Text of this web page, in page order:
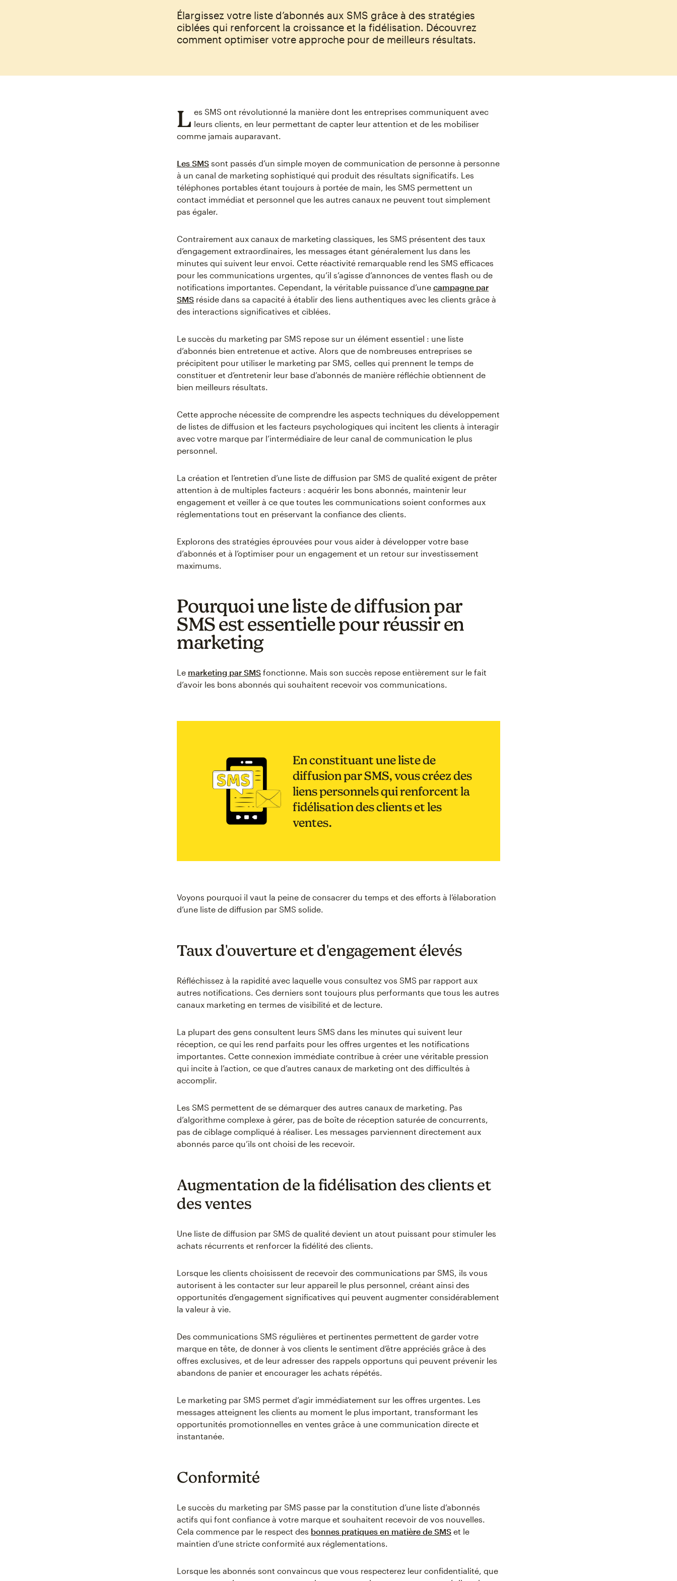
Élargissez votre liste d’abonnés aux SMS grâce à des stratégies
ciblées qui renforcent la croissance et la fidélisation. Découvrez
comment optimiser votre approche pour de meilleurs résultats.
L es SMS ont révolutionné la manière dont les entreprises communiquent avec
leurs clients, en leur permettant de capter leur attention et de les mobiliser
comme jamais auparavant.
Les SMS sont passés d’un simple moyen de communication de personne à personne
à un canal de marketing sophistiqué qui produit des résultats significatifs. Les
téléphones portables étant toujours à portée de main, les SMS permettent un
contact immédiat et personnel que les autres canaux ne peuvent tout simplement
pas égaler.
Contrairement aux canaux de marketing classiques, les SMS présentent des taux
d’engagement extraordinaires, les messages étant généralement lus dans les
minutes qui suivent leur envoi. Cette réactivité remarquable rend les SMS efficaces
pour les communications urgentes, qu’il s’agisse d’annonces de ventes flash ou de
notifications importantes. Cependant, la véritable puissance d’une campagne par
SMS réside dans sa capacité à établir des liens authentiques avec les clients grâce à
des interactions significatives et ciblées.
Le succès du marketing par SMS repose sur un élément essentiel : une liste
d’abonnés bien entretenue et active. Alors que de nombreuses entreprises se
précipitent pour utiliser le marketing par SMS, celles qui prennent le temps de
constituer et d’entretenir leur base d’abonnés de manière réfléchie obtiennent de
bien meilleurs résultats.
Cette approche nécessite de comprendre les aspects techniques du développement
de listes de diffusion et les facteurs psychologiques qui incitent les clients à interagir
avec votre marque par l’intermédiaire de leur canal de communication le plus
personnel.
La création et l’entretien d’une liste de diffusion par SMS de qualité exigent de prêter
attention à de multiples facteurs : acquérir les bons abonnés, maintenir leur
engagement et veiller à ce que toutes les communications soient conformes aux
réglementations tout en préservant la confiance des clients.
Explorons des stratégies éprouvées pour vous aider à développer votre base
d’abonnés et à l’optimiser pour un engagement et un retour sur investissement
maximums.
Pourquoi une liste de diffusion par
SMS est essentielle pour réussir en
marketing
Le marketing par SMS fonctionne. Mais son succès repose entièrement sur le fait
d’avoir les bons abonnés qui souhaitent recevoir vos communications.
En constituant une liste de
diffusion par SMS, vous créez des
liens personnels qui renforcent la
fidélisation des clients et les
ventes.
Voyons pourquoi il vaut la peine de consacrer du temps et des efforts à l’élaboration
d’une liste de diffusion par SMS solide.
Taux d'ouverture et d'engagement élevés
Réfléchissez à la rapidité avec laquelle vous consultez vos SMS par rapport aux
autres notifications. Ces derniers sont toujours plus performants que tous les autres
canaux marketing en termes de visibilité et de lecture.
La plupart des gens consultent leurs SMS dans les minutes qui suivent leur
réception, ce qui les rend parfaits pour les offres urgentes et les notifications
importantes. Cette connexion immédiate contribue à créer une véritable pression
qui incite à l’action, ce que d’autres canaux de marketing ont des difficultés à
accomplir.
Les SMS permettent de se démarquer des autres canaux de marketing. Pas
d’algorithme complexe à gérer, pas de boîte de réception saturée de concurrents,
pas de ciblage compliqué à réaliser. Les messages parviennent directement aux
abonnés parce qu’ils ont choisi de les recevoir.
Augmentation de la fidélisation des clients et
des ventes
Une liste de diffusion par SMS de qualité devient un atout puissant pour stimuler les
achats récurrents et renforcer la fidélité des clients.
Lorsque les clients choisissent de recevoir des communications par SMS, ils vous
autorisent à les contacter sur leur appareil le plus personnel, créant ainsi des
opportunités d’engagement significatives qui peuvent augmenter considérablement
la valeur à vie.
Des communications SMS régulières et pertinentes permettent de garder votre
marque en tête, de donner à vos clients le sentiment d’être appréciés grâce à des
offres exclusives, et de leur adresser des rappels opportuns qui peuvent prévenir les
abandons de panier et encourager les achats répétés.
Le marketing par SMS permet d’agir immédiatement sur les offres urgentes. Les
messages atteignent les clients au moment le plus important, transformant les
opportunités promotionnelles en ventes grâce à une communication directe et
instantanée.
Conformité
Le succès du marketing par SMS passe par la constitution d’une liste d’abonnés
actifs qui font confiance à votre marque et souhaitent recevoir de vos nouvelles.
Cela commence par le respect des bonnes pratiques en matière de SMS et le
maintien d’une stricte conformité aux réglementations.
Lorsque les abonnés sont convaincus que vous respecterez leur confidentialité, que